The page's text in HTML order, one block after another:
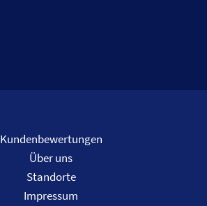
Kundenbewertungen
Über uns
Standorte
Impressum